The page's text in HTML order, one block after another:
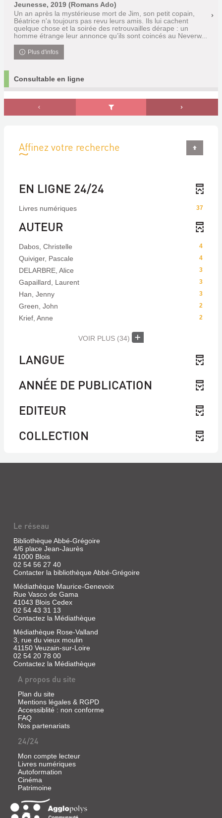
Jeunesse, 2019 (Romans Ado)
Un an après la mystérieuse mort de Jim, son petit copain,
Béatrice n'a toujours pas revu leurs amis. Ils lui cachent
quelque chose et la soirée des retrouvailles dérape : un
homme étrange leur annonce qu’ils sont coincés au Neverw...
Plus d'infos
Consultable en ligne
Affinez votre recherche
EN LIGNE 24/24
37
Livres numériques
AUTEUR
4
Dabos, Christelle
4
Quiviger, Pascale
3
DELARBRE, Alice
3
Gapaillard, Laurent
3
Han, Jenny
2
Green, John
2
Krief, Anne
VOIR PLUS (34)
LANGUE
ANNÉE DE PUBLICATION
EDITEUR
COLLECTION
Le réseau
Bibliothèque Abbé-Grégoire
4/6 place Jean-Jaurès
41000 Blois
02 54 56 27 40
Contacter la bibliothèque Abbé-Grégoire
Médiathèque Maurice-Genevoix
Rue Vasco de Gama
41043 Blois Cedex
02 54 43 31 13
Contactez la Médiathèque
Médiathèque Rose-Valland
3, rue du vieux moulin
41150 Veuzain-sur-Loire
02 54 20 78 00
Contactez la Médiathèque
A propos du site
Plan du site
Mentions légales & RGPD
Accessiblité : non conforme
FAQ
Nos partenariats
24/24
Mon compte lecteur
Livres numériques
Autoformation
Cinéma
Patrimoine